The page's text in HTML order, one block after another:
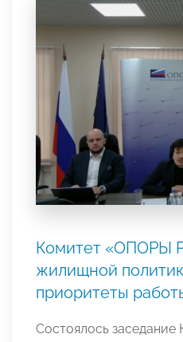
Комитет «ОПОРЫ
жилищной
приоритеты
Состоялось